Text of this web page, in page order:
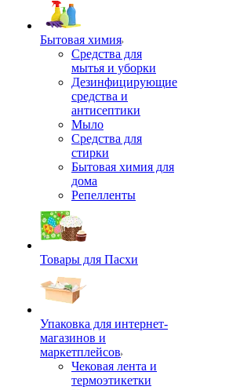
Бытовая химия
Средства для
мытья и уборки
Дезинфицирующие
средства и
антисептики
Мыло
Средства для
стирки
Бытовая химия для
дома
Репелленты
Товары для Пасхи
Упаковка для интернет-
магазинов и
маркетплейсов
Чековая лента и
термоэтикетки